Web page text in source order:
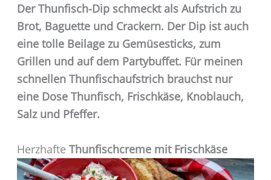
Der Thunfisch-Dip schmeckt als Aufstrich zu
Brot, Baguette und Crackern. Der Dip ist auch
eine tolle Beilage zu Gemüsesticks, zum
Grillen und auf dem Partybuffet. Für meinen
schnellen Thunfischaufstrich brauchst nur
eine Dose Thunfisch, Frischkäse, Knoblauch,
Salz und Pfeffer.
Herzhafte Thunfischcreme mit Frischkäse